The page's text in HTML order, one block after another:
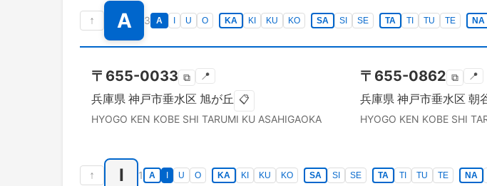
↑ A 3 A U O KA KI KU KO SA SI SE TA TI TU TE NA
〒 655-0033 ⧉ 📍
兵庫県 神戸市垂水区 旭が丘 📋
HYOGO KEN KOBE SHI TARUMI KU ASAHIGAOKA
〒 655-0862 ⧉ 📍
兵庫県 神戸市垂水区 朝
HYOGO KEN KOBE SHI
↑ I 1 A U O KA KI KU KO SA SI SE TA TI TU TE NA